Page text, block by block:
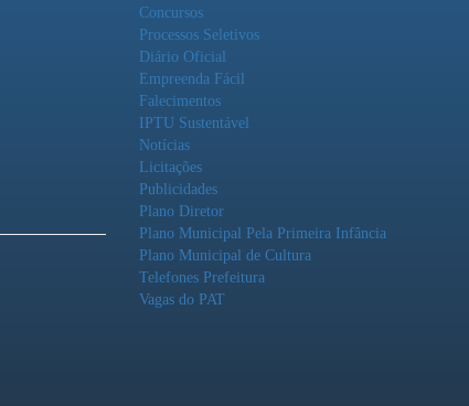
Concursos
Processos Seletivos
Diário Oficial
Empreenda Fácil
Falecimentos
IPTU Sustentável
Notícias
Licitações
Publicidades
Plano Diretor
Plano Municipal Pela Primeira Infância
Plano Municipal de Cultura
Telefones Prefeitura
Vagas do PAT